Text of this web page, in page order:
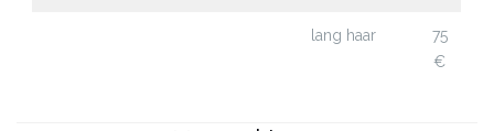
lang haar
75
€